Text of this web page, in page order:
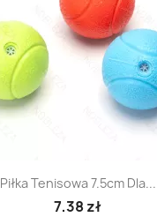
Piłka Tenisowa 7.5cm Dla...
7,38 zł